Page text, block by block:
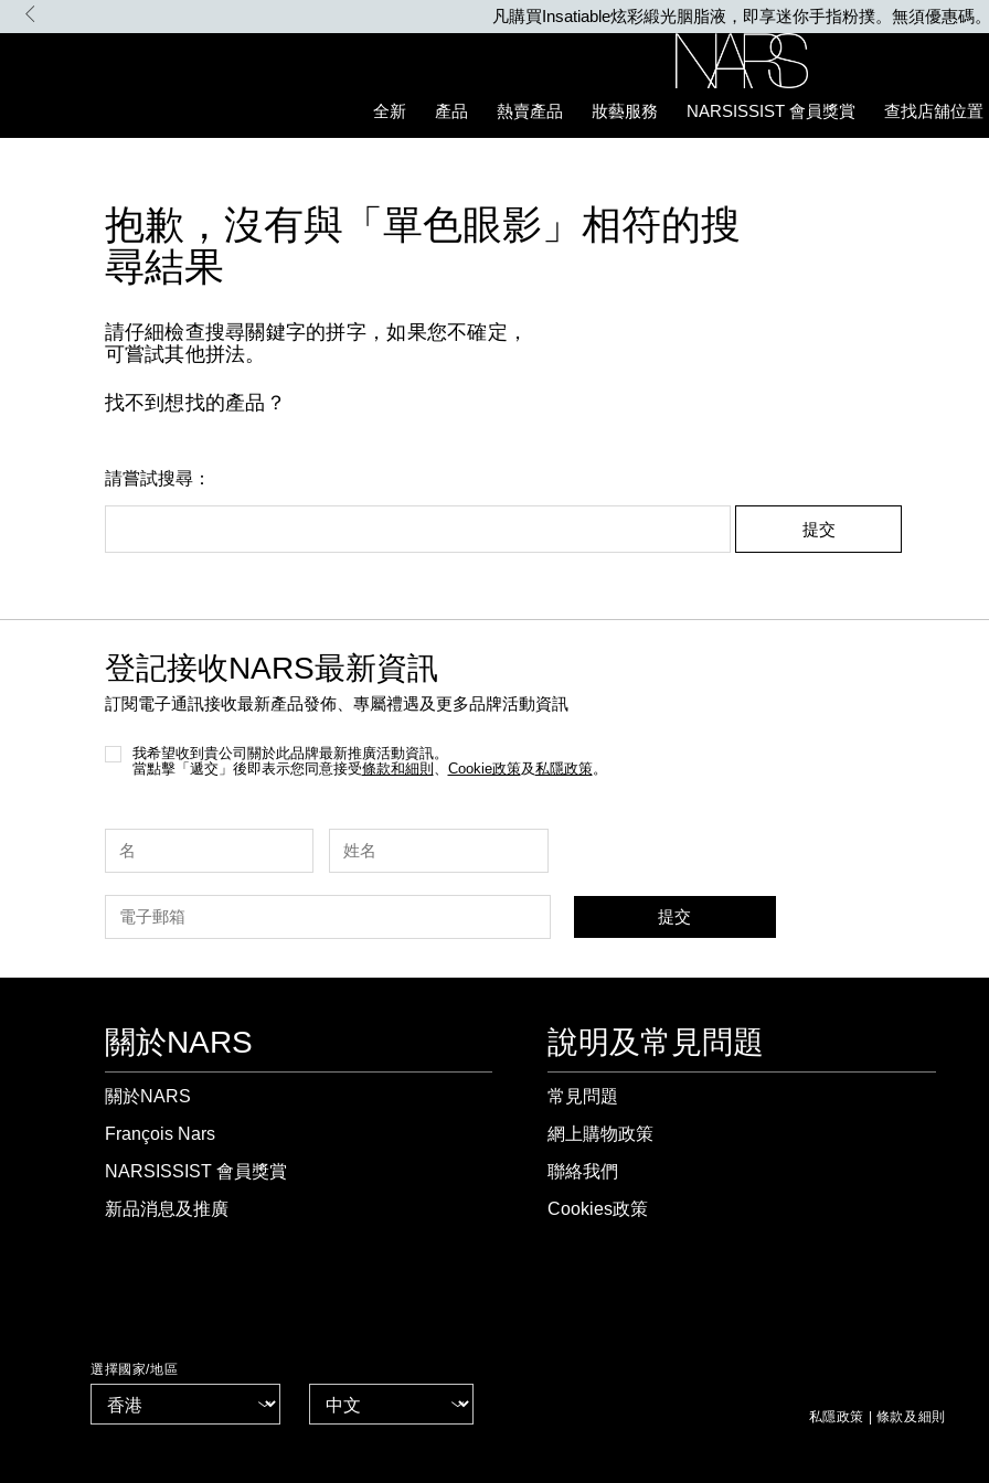
Skip
凡購買Insatiable炫彩緞光胭脂液，即享迷你手指粉撲。無須優惠碼
全新
產品 熱賣產品 妝藝服務 NARSISSIST 會員獎賞 查找店舖位置
抱歉，沒有與「單色眼影」相符的搜
尋結果
請仔細檢查搜尋關鍵字的拼字，如果您不確定，
可嘗試其他拼法。
找不到想找的產品？
請嘗試搜尋：
提交
登記接收NARS最新資訊
訂閱電子通訊接收最新產品發佈、專屬禮遇及更多品牌活動資訊
我希望收到貴公司關於此品牌最新推廣活動資訊。
當點擊「遞交」後即表示您同意接受條款和細則 、 Cookie政策及私隱政策。
提交
關於NARS
關於NARS
François Nars
NARSISSIST 會員獎賞
新品消息及推廣
說明及常見問題
常見問題
網上購物政策
聯絡我們
Cookies政策
選擇國家/地區
私隱政策 條款及細則